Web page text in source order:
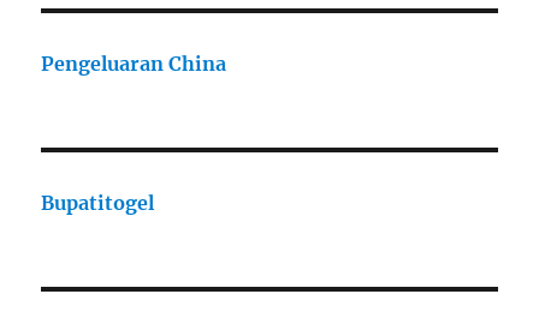
Pengeluaran China
Bupatitogel